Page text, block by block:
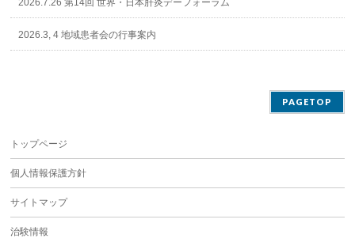
2026.7.26 第14回 世界・日本肝炎デーフォーラム
2026.3, 4 地域患者会の行事案内
PAGETOP
トップページ
個人情報保護方針
サイトマップ
治験情報